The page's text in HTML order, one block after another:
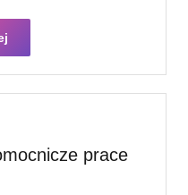
prace